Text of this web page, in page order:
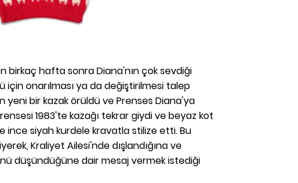
birkaç hafta sonra Diana'nın çok sevdiği
için onarılması ya da değiştirilmesi talep
yeni bir kazak örüldü ve Prenses Diana'ya
1983'te kazağı tekrar giydi ve beyaz kot
ince siyah kurdele kravatla stilize etti. Bu
Kraliyet Ailesi'nde dışlandığına ve
düşündüğüne dair mesaj vermek istediği